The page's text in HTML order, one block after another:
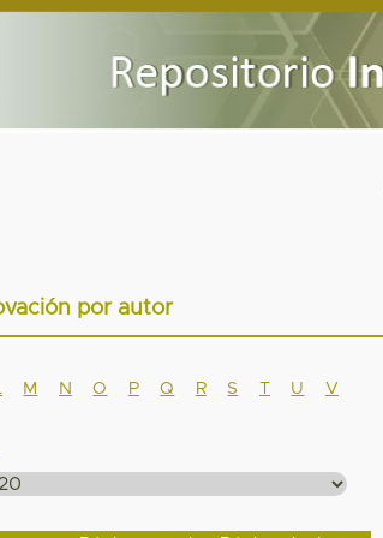
por autor
M N O P Q R S T U
V